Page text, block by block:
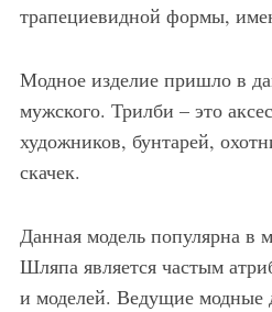
трапециевидной формы,
Модное изделие пришло в
мужского. Трилби – это
художников, бунтарей,
скачек.
Данная модель популярна в
Шляпа является частым
и моделей. Ведущие модные